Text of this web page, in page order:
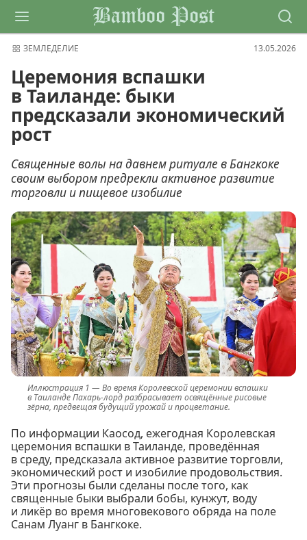
Bamboo Post
ЗЕМЛЕДЕЛИЕ 13.05.2026
Церемония вспашки
в Таиланде: быки
предсказали экономический
рост
Священные волы на давнем ритуале в Бангкоке
своим выбором предрекли активное развитие
торговли и пищевое изобилие
Во время Королевской церемонии вспашки
в Таиланде Пахарь-лорд разбрасывает освящённые рисовые
зёрна, предвещая будущий урожай и процветание.
По информации Каосод, ежегодная Королевская
церемония вспашки в Таиланде, проведённая
в среду, предсказала активное развитие торговли,
экономический рост и изобилие продовольствия.
Эти прогнозы были сделаны после того, как
священные быки выбрали бобы, кунжут, воду
и ликёр во время многовекового обряда на поле
Санам Луанг в Бангкоке.